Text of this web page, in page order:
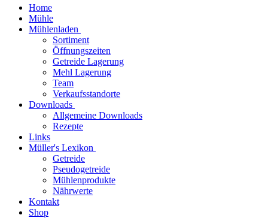
Home
Mühle
Mühlenladen
Sortiment
Öffnungszeiten
Getreide Lagerung
Mehl Lagerung
Team
Verkaufsstandorte
Downloads
Allgemeine Downloads
Rezepte
Links
Müller's Lexikon
Getreide
Pseudogetreide
Mühlenprodukte
Nährwerte
Kontakt
Shop